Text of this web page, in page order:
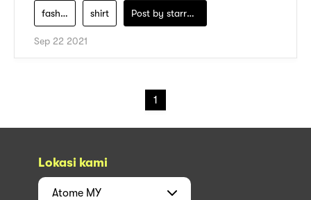
fashion shirt Post by starry1989
Sep 22 2021
1
Lokasi kami
Atome MY